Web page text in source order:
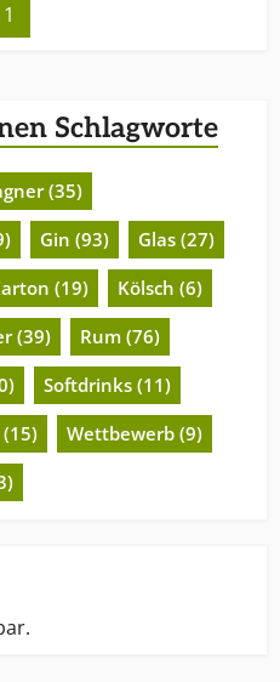
1
Schlagworte
(35)
Gin (93)
Glas (27)
(19)
Kölsch (6)
(39)
Rum (76)
Softdrinks (11)
Wettbewerb (9)